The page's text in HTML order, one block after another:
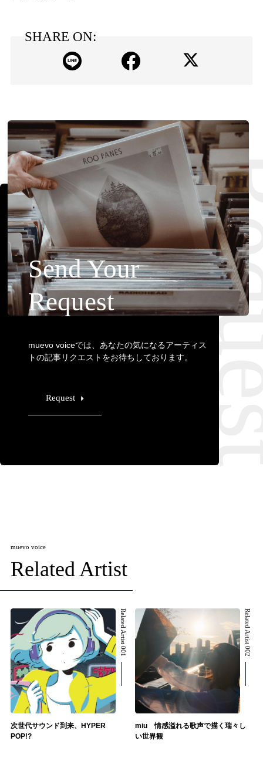
SHARE ON:
Send Your
Request
muevo voiceでは、あなたの気になるアーティス
トの記事リクエストをお待ちしております。
Request
muevo voice
Related Artist
Related Artist 001
次世代サウンド到来、HYPER
POP!?
Related Artist 002
miu 情感溢れる歌声で描く瑞々し
い世界観